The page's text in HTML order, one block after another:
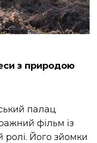
з природою
палац
фільм із
ролі. Його зйомки